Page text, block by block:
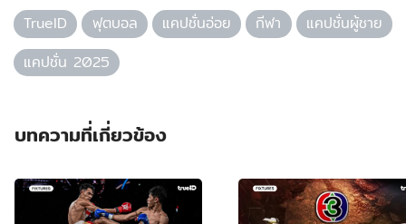
TrueID
ฟุตบอล แคปชั่นอ่อย กีฬา
แคปชั่นผู้ชาย
แคปชั่น 2025
บทความที่เกี่ยวข้อง